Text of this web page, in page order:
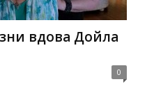
вдова Дойла
0